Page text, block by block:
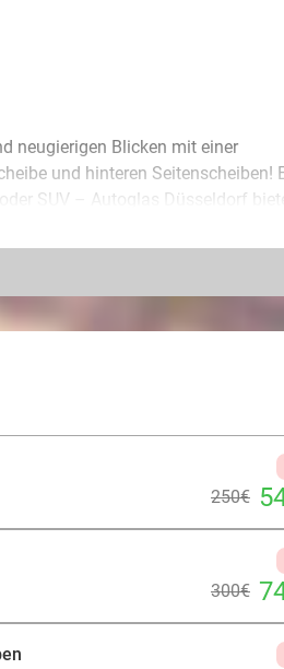
neugierigen Blicken mit einer
und hinteren Seitenscheiben!
SUV – Autoglas Düsseldorf
die für eine fachgerechte
Die Folie hat einen Farbton
eine ABE (Allgemeine
250€
300€